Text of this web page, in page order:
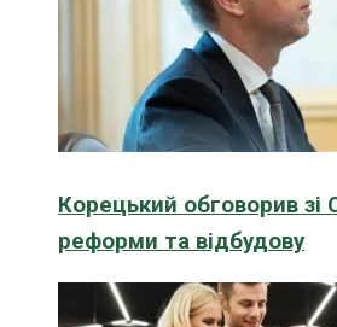
Корецький обговорив зі
реформи та відбудову